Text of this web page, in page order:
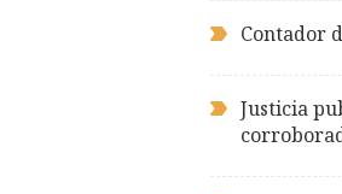
Contador
Justicia